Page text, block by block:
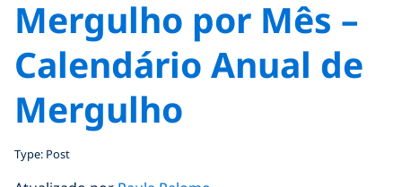
Mergulho por Mês –
Calendário Anual de
Mergulho
Type: Post